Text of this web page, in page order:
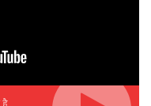
है